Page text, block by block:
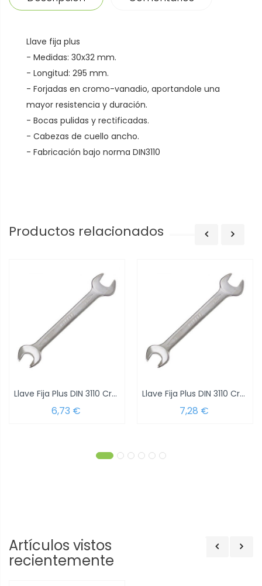
Llave fija plus
- Medidas: 30x32 mm.
- Longitud: 295 mm.
- Forjadas en cromo-vanadio, aportandole una
mayor resistencia y duración.
- Bocas pulidas y rectificadas.
- Cabezas de cuello ancho.
- Fabricación bajo norma DIN3110
Productos relacionados
Llave Fija Plus DIN 3110 Cromo Vanadio 6x...
6,73 €
Llave Fija Plus DIN 3110 Cromo Vanadio 8x...
7,28 €
Artículos vistos
recientemente